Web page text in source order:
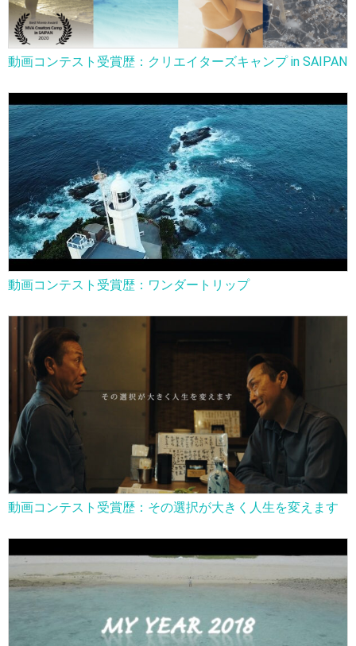
動画コンテスト受賞歴：クリエイターズキャンプ in SAIPAN
動画コンテスト受賞歴：ワンダートリップ
動画コンテスト受賞歴：その選択が大きく人生を変えます